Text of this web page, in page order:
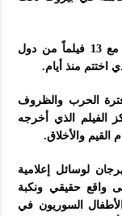
وحاز الفيلم على جائزة المهرجان بعد التنافس مع 13 فيلماً من دول
اختتم منذ أيام.
فترة الحرب والظروف
الفيلم الذي أخرجه
القيم والأخلاق.
لوسائل إعلامية
واقع حقيقي ونكبة
الأطفال السوريون في